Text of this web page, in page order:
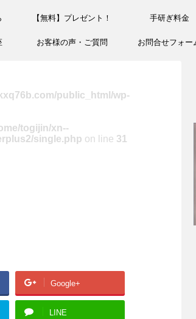
【無料】プレゼント！ 手研ぎ料金
お客様の声・ご質問 お問合せフォー
public_html/wp-
togijin/xn--
single.php on line 31
Google+
LINE